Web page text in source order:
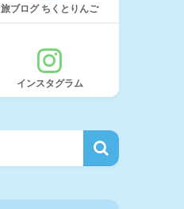
旅ブログ ちくとりんご
インスタグラム